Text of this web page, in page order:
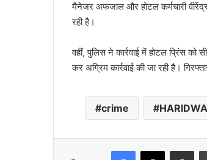
मैनेजर अफजाल और होटल कर्मचारी
रही है।
वहीं, पुलिस ने कार्रवाई में होटल प्रिंस को
कर अग्रिम कार्रवाई की जा रही है।
crime
Facebook
X Share via